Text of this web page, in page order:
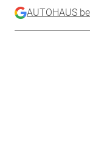
AUTOHAUS